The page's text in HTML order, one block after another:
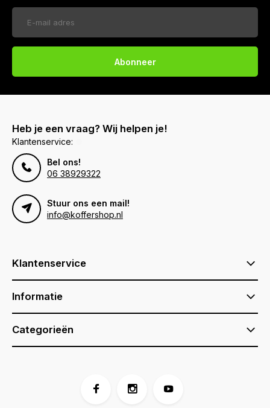
Abonneer
Heb je een vraag? Wij helpen je!
Klantenservice:
Bel ons!
06 38929322
Stuur ons een mail!
info@koffershop.nl
Klantenservice
Informatie
Categorieën